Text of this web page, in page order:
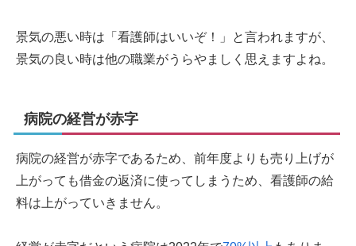
景気の悪い時は「看護師はいいぞ！」と言われますが、
景気の良い時は他の職業がうらやましく思えますよね。
病院の経営が赤字
病院の経営が赤字であるため、前年度よりも売り上げが
上がっても借金の返済に使ってしまうため、看護師の給
料は上がっていきません。